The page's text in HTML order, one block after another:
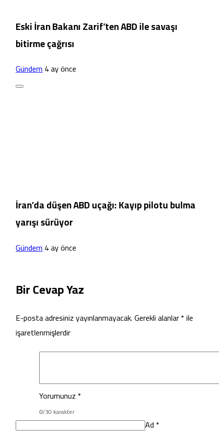
Eski İran Bakanı Zarif’ten ABD ile savaşı
bitirme çağrısı
Gündem4 ay önce
İran’da düşen ABD uçağı: Kayıp pilotu bulma
yarışı sürüyor
Gündem4 ay önce
Bir Cevap Yaz
E-posta adresiniz yayınlanmayacak.Gerekli alanlar*ile
işaretlenmişlerdir
Yorumunuz *
0/30 karakter
Ad *